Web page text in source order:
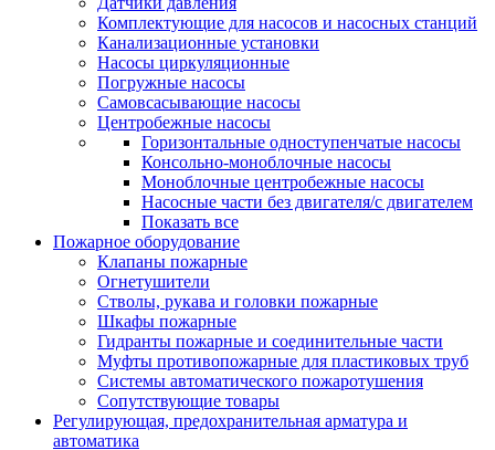
Комплектующие для насосов и насосных станций
Канализационные установки
Насосы циркуляционные
Погружные насосы
Самовсасывающие насосы
Центробежные насосы
Горизонтальные одноступенчатые насосы
Консольно-моноблочные насосы
Моноблочные центробежные насосы
Насосные части без двигателя/с двигателем
Показать все
Пожарное оборудование
Клапаны пожарные
Огнетушители
Стволы, рукава и головки пожарные
Шкафы пожарные
Гидранты пожарные и соединительные части
Муфты противопожарные для пластиковых труб
Системы автоматического пожаротушения
Сопутствующие товары
Регулирующая, предохранительная арматура и
автоматика